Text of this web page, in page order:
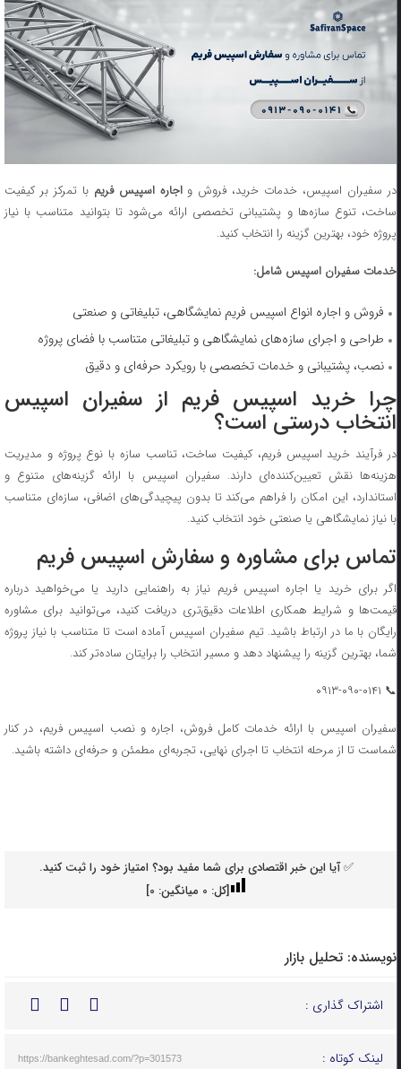
در سفیران اسپیس، خدمات خرید، فروش و اجاره اسپیس فریمبا تمرکز بر کیفیت
ساخت، تنوع سازه‌ها و پشتیبانی تخصصی ارائه می‌شود تا بتوانید متناسب با نیاز
پروژه خود، بهترین گزینه را انتخاب کنید.
خدمات سفیران اسپیس شامل:
فروش و اجاره انواع اسپیس فریم نمایشگاهی، تبلیغاتی و صنعتی
طراحی و اجرای سازه‌های نمایشگاهی و تبلیغاتی متناسب با فضای پروژه
نصب، پشتیبانی و خدمات تخصصی با رویکرد حرفه‌ای و دقیق
چرا خرید اسپیس فریم از سفیران اسپیس
انتخاب درستی است؟
در فرآیند خرید اسپیس فریم، کیفیت ساخت، تناسب سازه با نوع پروژه و مدیریت
هزینه‌ها نقش تعیین‌کننده‌ای دارند. سفیران اسپیس با ارائه گزینه‌های متنوع و
استاندارد، این امکان را فراهم می‌کند تا بدون پیچیدگی‌های اضافی، سازه‌ای متناسب
با نیاز نمایشگاهی یا صنعتی خود انتخاب کنید.
تماس برای مشاوره و سفارش اسپیس فریم
اگر برای خرید یا اجاره اسپیس فریم نیاز به راهنمایی دارید یا می‌خواهید درباره
قیمت‌ها و شرایط همکاری اطلاعات دقیق‌تری دریافت کنید، می‌توانید برای مشاوره
رایگان با ما در ارتباط باشید. تیم سفیران اسپیس آماده است تا متناسب با نیاز پروژه
شما، بهترین گزینه را پیشنهاد دهد و مسیر انتخاب را برایتان ساده‌تر کند.
📞 ۰۹۱۳-۰۹۰-۰۱۴۱
سفیران اسپیس با ارائه خدمات کامل فروش، اجاره و نصب اسپیس فریم، در کنار
شماست تا از مرحله انتخاب تا اجرای نهایی، تجربه‌ای مطمئن و حرفه‌ای داشته باشید.
✅ آیا این خبر اقتصادی برای شما مفید بود؟ امتیاز خود را ثبت کنید.
[کل: 0میانگین: 0
]
نویسنده: تحلیل بازار
اشتراک گذاری :
لینک کوتاه : https://bankeghtesad.com/?p=301573